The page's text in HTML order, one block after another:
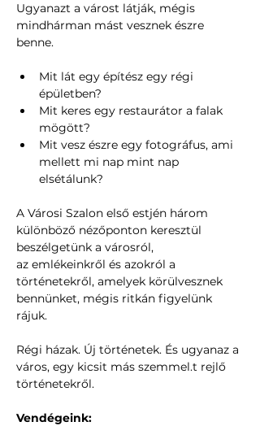
Ugyanazt a várost látják, mégis
mindhárman mást vesznek észre
benne.
Mit lát egy építész egy régi
épületben?
Mit keres egy restaurátor a falak
mögött?
Mit vesz észre egy fotográfus, ami
mellett mi nap mint nap
elsétálunk?
A Városi Szalon első estjén három
különböző nézőponton keresztül
beszélgetünk a városról,
az emlékeinkről és azokról a
történetekről, amelyek körülvesznek
bennünket, mégis ritkán figyelünk
rájuk.
Régi házak. Új történetek. És ugyanaz a
város, egy kicsit más szemmel.t rejlő
történetekről.
Vendégeink: